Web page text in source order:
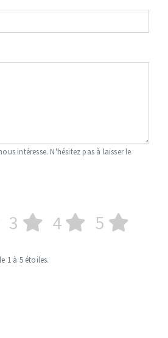
intéresse. N'hésitez pas à laisser le
3 4 5
1 à 5 étoiles.